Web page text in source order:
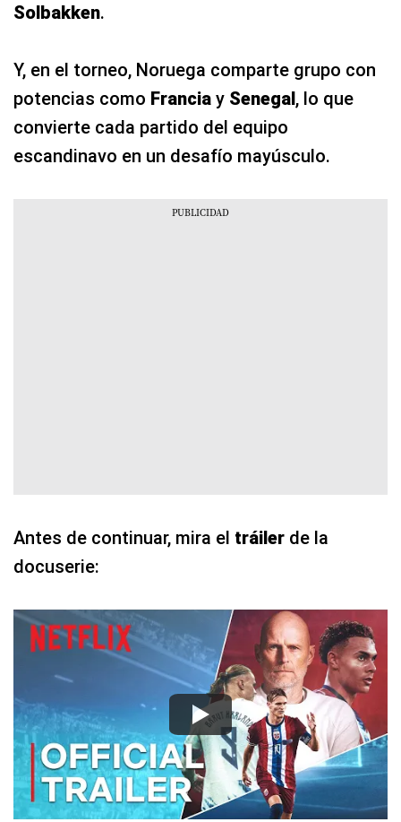
Solbakken.
Y, en el torneo, Noruega comparte grupo con
potencias como Francia y Senegal, lo que
convierte cada partido del equipo
escandinavo en un desafío mayúsculo.
Antes de continuar, mira el tráiler de la
docuserie: